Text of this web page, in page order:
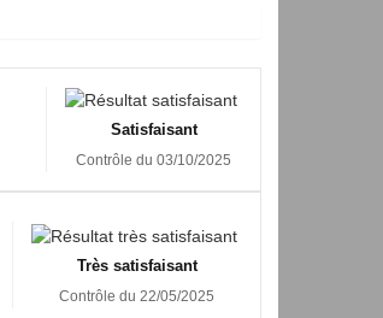
Satisfaisant
Contrôle du 03/10/2025
Très satisfaisant
Contrôle du 22/05/2025